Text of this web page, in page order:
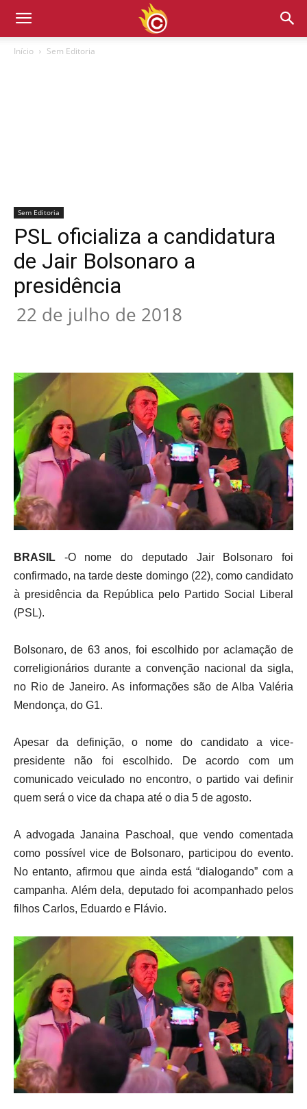
Início Sem Editoria
Sem Editoria
PSL oficializa a candidatura
de Jair Bolsonaro a
presidência
22 de julho de 2018
BRASIL -O nome do deputado Jair Bolsonaro foi
confirmado, na tarde deste domingo (22), como candidato
à presidência da República pelo Partido Social Liberal
(PSL).
Bolsonaro, de 63 anos, foi escolhido por aclamação de
correligionários durante a convenção nacional da sigla,
no Rio de Janeiro. As informações são de Alba Valéria
Mendonça, do G1.
Apesar da definição, o nome do candidato a vice-
presidente não foi escolhido. De acordo com um
comunicado veiculado no encontro, o partido vai definir
quem será o vice da chapa até o dia 5 de agosto.
A advogada Janaina Paschoal, que vendo comentada
como possível vice de Bolsonaro, participou do evento.
No entanto, afirmou que ainda está “dialogando” com a
campanha. Além dela, deputado foi acompanhado pelos
filhos Carlos, Eduardo e Flávio.